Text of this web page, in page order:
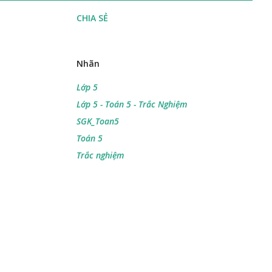
CHIA SẺ
Nhãn
Lớp 5
Lớp 5 - Toán 5 - Trắc Nghiệm
SGK_Toan5
Toán 5
Trắc nghiệm